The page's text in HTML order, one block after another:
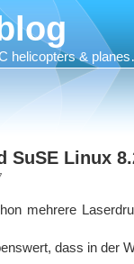
helicopters &
SuSE Linux
mehrere
dass in der